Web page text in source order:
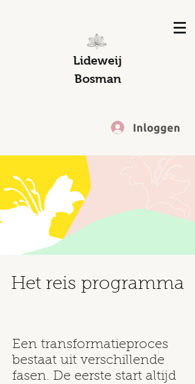
Lideweij
Bosman
Inloggen
Een transformatieproces
bestaat uit verschillende
fasen. De eerste start altijd
Het reis programma